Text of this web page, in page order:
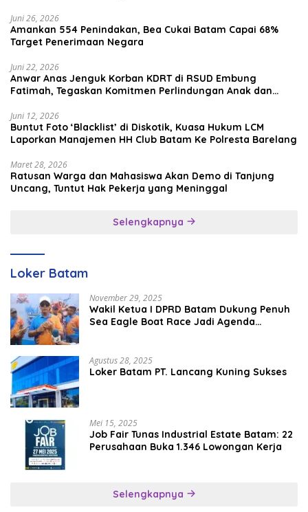
Juni 26, 2026
Amankan 554 Penindakan, Bea Cukai Batam Capai 68%
Target Penerimaan Negara
Juni 22, 2026
Anwar Anas Jenguk Korban KDRT di RSUD Embung
Fatimah, Tegaskan Komitmen Perlindungan Anak dan
Juni 12, 2026
Buntut Foto ‘Blacklist’ di Diskotik, Kuasa Hukum LCM
Laporkan Manajemen HH Club Batam Ke Polresta Barelang
Maret 28, 2026
Ratusan Warga dan Mahasiswa Akan Demo di Tanjung
Uncang, Tuntut Hak Pekerja yang Meninggal
Selengkapnya
Loker Batam
November 29, 2025
Wakil Ketua I DPRD Batam Dukung Penuh
Sea Eagle Boat Race Jadi Agenda
Agustus 28, 2025
Loker Batam PT. Lancang Kuning Sukses
Mei 15, 2025
Job Fair Tunas Industrial Estate Batam: 22
Perusahaan Buka 1.346 Lowongan Kerja
Selengkapnya